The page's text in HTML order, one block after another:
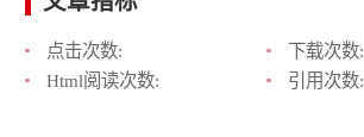
点击次数:
下载次数:
Html阅读次数:
引用次数: